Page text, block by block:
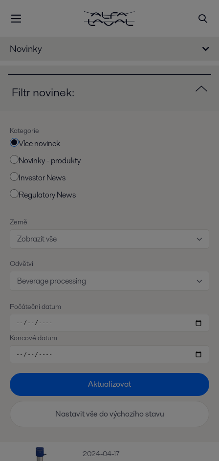
Novinky
2024-04-17
Filtr novinek:
Kategorie
Více novinek
Novinky - produkty
Investor News
Regulatory News
Země
Zobrazit vše
Odvětví
Beverage processing
Počáteční datum
Koncové datum
Aktualizovat
Nastavit vše do výchozího stavu